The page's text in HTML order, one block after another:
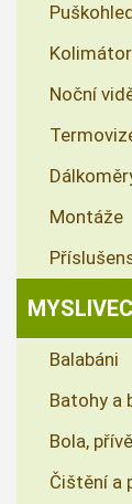
Noční
Montáže
Balabáni
Batohy a
Bola,
Čištění a